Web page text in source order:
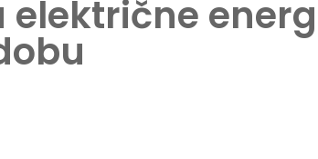
električne